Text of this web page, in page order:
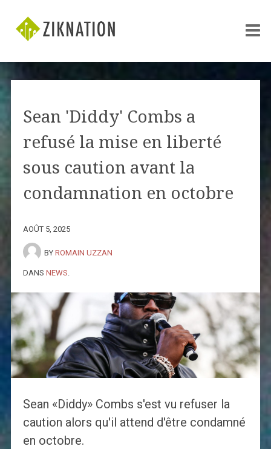
Sean 'Diddy' Combs a
refusé la mise en liberté
sous caution avant la
condamnation en octobre
AOÛT 5, 2025
BY ROMAIN UZZAN
DANS NEWS
Sean «Diddy» Combs s'est vu refuser la
caution alors qu'il attend d'être condamné
en octobre.